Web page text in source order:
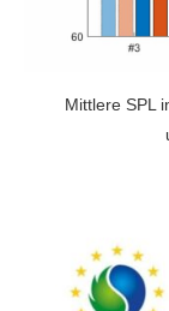
Mittlere SPL